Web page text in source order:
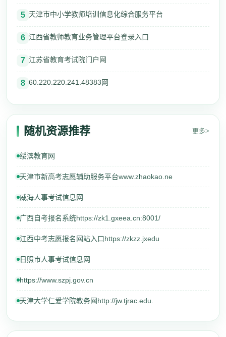
5 天津市中小学教师培训信息化综合服务平台
6 江西省教师教育业务管理平台登录入口
7 江苏省教育考试院门户网
8 60.220.220.241.48383网
随机资源推荐 更多>
绥滨教育网
天津市新高考志愿辅助服务平台www.zhaokao.ne
威海人事考试信息网
广西自考报名系统https://zk1.gxeea.cn:8001/
江西中考志愿报名网站入口https://zkzz.jxedu
日照市人事考试信息网
https://www.szpj.gov.cn
天津大学仁爱学院教务网http://jw.tjrac.edu.